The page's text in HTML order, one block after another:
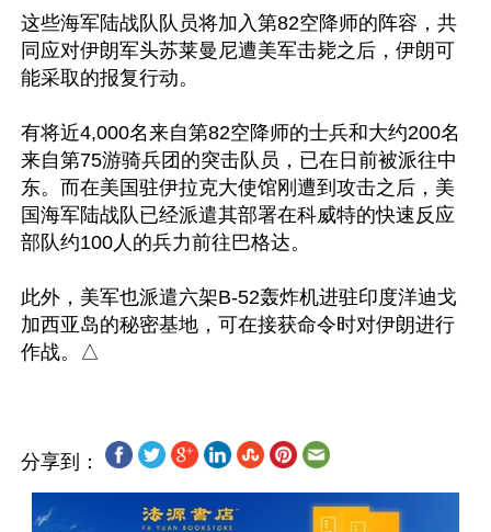
这些海军陆战队队员将加入第82空降师的阵容，共
同应对伊朗军头苏莱曼尼遭美军击毙之后，伊朗可
能采取的报复行动。
有将近4,000名来自第82空降师的士兵和大约200名
来自第75游骑兵团的突击队员，已在日前被派往中
东。而在美国驻伊拉克大使馆刚遭到攻击之后，美
国海军陆战队已经派遣其部署在科威特的快速反应
部队约100人的兵力前往巴格达。
此外，美军也派遣六架B-52轰炸机进驻印度洋迪戈
加西亚岛的秘密基地，可在接获命令时对伊朗进行
分享到：